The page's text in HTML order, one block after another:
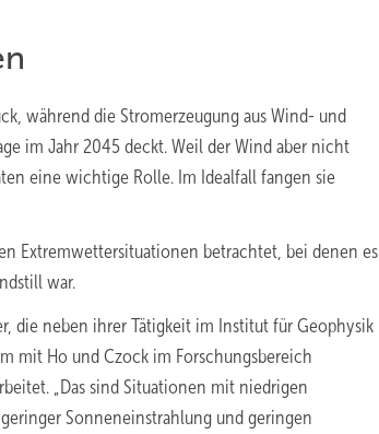
während die Stromerzeugung aus Wind- und
im Jahr 2045 deckt. Weil der Wind aber nicht
eine wichtige Rolle. Im Idealfall fangen sie
Extremwettersituationen betrachtet, bei denen es
war.
die neben ihrer Tätigkeit im Institut für Geophysik
mit Ho und Czock im Forschungsbereich
„Das sind Situationen mit niedrigen
Sonneneinstrahlung und geringen